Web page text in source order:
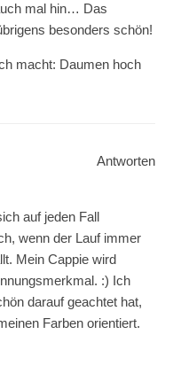
mal hin… Das
besonders schön!
macht: Daumen hoch
auf jeden Fall
wenn der Lauf immer
Mein Cappie wird
:) Ich
darauf geachtet hat,
Farben orientiert.
Antworten